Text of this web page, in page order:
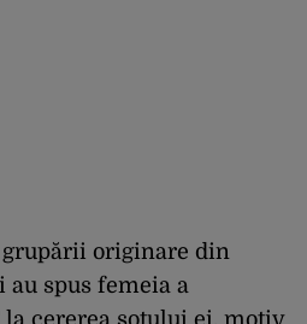
originare din
au spus femeia a
la cererea soțului ei, motiv